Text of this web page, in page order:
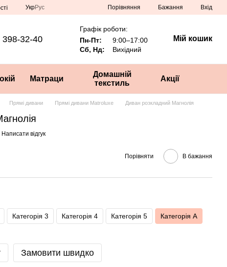
УкрРус Порівняння Бажання Вхід
398-32-40
Графік роботи:
Пн-Пт:
9:00–17:00
Сб, Нд:
Вихідний
Мій кошик
Матраци
Домашній
текстиль
Акції
Прямі дивани Прямі дивани Matroluxe Диван розкладний Магнолія
Написати відгук
Порівняти В бажання
Категорія 3 Категорія 4 Категорія 5 Категорія А
Замовити швидко